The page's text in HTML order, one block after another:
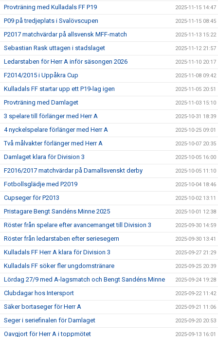
Provträning med Kulladals FF P19 2025-11-15 14:47
P09 på tredjeplats i Svalövscupen 2025-11-15 08:45
P2017 matchvärdar på allsvensk MFF-match 2025-11-13 15:22
Sebastian Rask uttagen i stadslaget 2025-11-12 21:57
Ledarstaben för Herr A inför säsongen 2026 2025-11-10 20:17
F2014/2015 i Uppåkra Cup 2025-11-08 09:42
Kulladals FF startar upp ett P19-lag igen 2025-11-05 20:51
Provträning med Damlaget 2025-11-03 15:10
3 spelare till förlänger med Herr A 2025-10-31 18:39
4 nyckelspelare förlänger med Herr A 2025-10-25 09:01
Två målvakter förlänger med Herr A 2025-10-07 20:35
Damlaget klara för Division 3 2025-10-05 16:00
F2016/2017 matchvärdar på Damallsvenskt derby 2025-10-05 11:10
Fotbollsglädje med P2019 2025-10-04 18:46
Cupseger för P2013 2025-10-02 13:11
Pristagare Bengt Sandéns Minne 2025 2025-10-01 12:38
Röster från spelare efter avancemanget till Division 3 2025-09-30 14:59
Röster från ledarstaben efter seriesegern 2025-09-30 13:41
Kulladals FF Herr A klara för Division 3 2025-09-27 21:29
Kulladals FF söker fler ungdomstränare 2025-09-25 20:39
Lördag 27/9 med A-lagsmatch och Bengt Sandéns Minne 2025-09-24 19:28
Clubdagar hos Intersport 2025-09-22 11:42
Säker bortaseger för Herr A 2025-09-21 11:06
Seger i seriefinalen för Damlaget 2025-09-20 20:53
Oavgjort för Herr A i toppmötet 2025-09-13 16:01